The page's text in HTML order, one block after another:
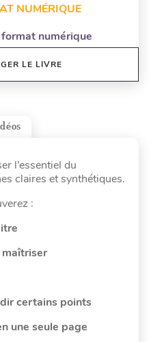
NUMÉRIQUE
numérique
LE LIVRE
l’essentiel du
claires et synthétiques.
:
maîtriser
certains points
une seule page